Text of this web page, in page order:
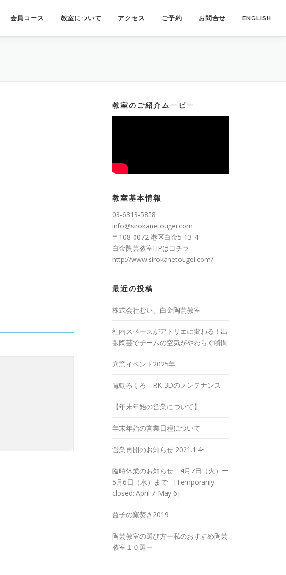
会員コース 教室について アクセス ご予約 お問合せ ENGLISH
教室のご紹介ムービー
教室基本情報
03-6318-5858
info@sirokanetougei.com
〒108-0072 港区白金5-13-4
白金陶芸教室HPはコチラ
http://www.sirokanetougei.com/
最近の投稿
株式会社むい、白金陶芸教室
社内スペースがアトリエに変わる！出
張陶芸でチームの空気がやわらぐ瞬間
穴窯イベント2025年
電動ろくろ RK-3Dのメンテナンス
【年末年始の営業について】
年末年始の営業日程について
営業再開のお知らせ 2021.1.4~
臨時休業のお知らせ 4月7日（火）ー
5月6日（水）まで [Temporarily
closed: April 7-May 6]
益子の窯焚き2019
陶芸教室の選び方ー私のおすすめ陶芸
教室１０選ー